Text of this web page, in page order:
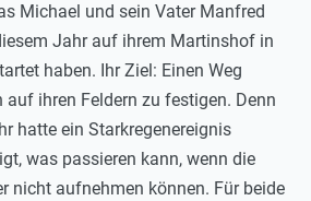
Michael und sein Vater Manfred
Jahr auf ihrem Martinshof in
haben. Ihr Ziel: Einen Weg
auf ihren Feldern zu festigen. Denn
hatte ein Starkregenereignis
was passieren kann, wenn die
nicht aufnehmen können. Für beide